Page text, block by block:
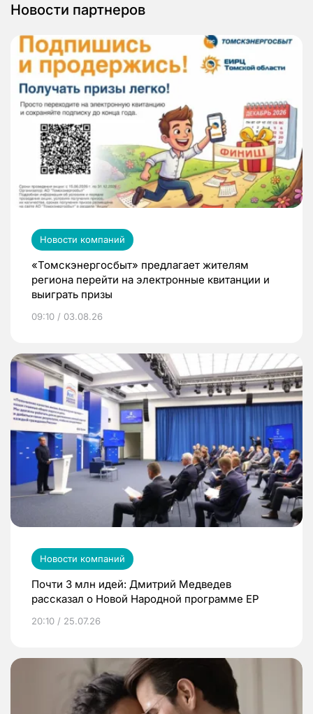
Новости партнеров
Новости компаний
«Томскэнергосбыт» предлагает жителям
региона перейти на электронные квитанции и
выиграть призы
09:10 / 03.08.26
Новости компаний
Почти 3 млн идей: Дмитрий Медведев
рассказал о Новой Народной программе ЕР
20:10 / 25.07.26